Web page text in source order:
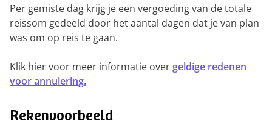
Per gemiste dag krijg je een vergoeding van de totale
reissom gedeeld door het aantal dagen dat je van plan
was om op reis te gaan.
Klik hier voor meer informatie overgeldige redenen
voor annulering.
Rekenvoorbeeld